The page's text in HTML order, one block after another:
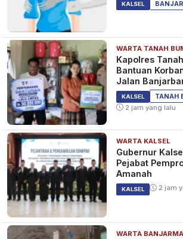
Prabowo:
Jadi Kunci
Indonesia
BERITA 1 tahun
Investasi
Daun, Simak
Agar Tak
EKONOMI 1
KALSEL BANJAR
WARTA TANAH
Kapolres
Bantuan
Jalan
KALSEL
TANAH
2 jam yang lalu
WARTA KALSEL
Gubernur
Pejabat
Amanah
KALSEL 2 jam
WARTA